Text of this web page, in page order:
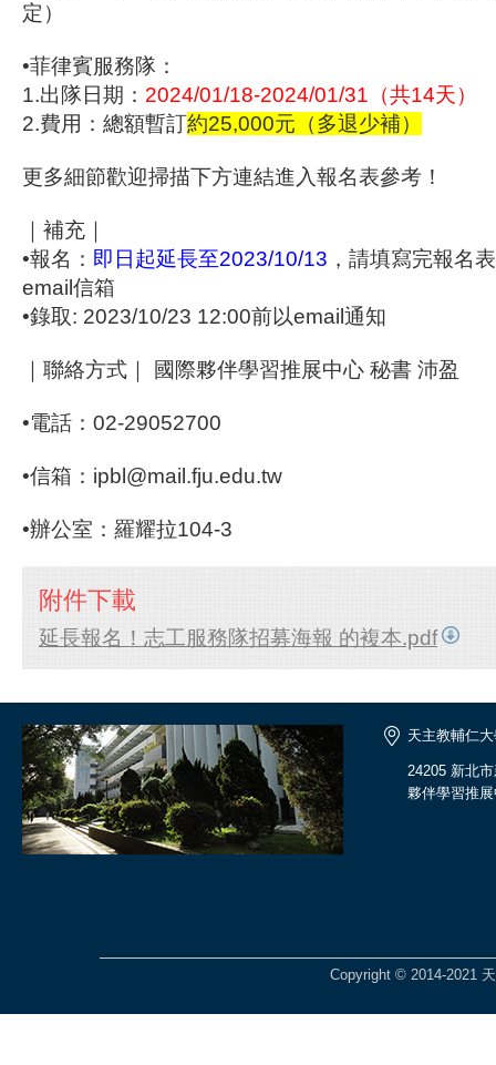
定）
•菲律賓服務隊：
1.出隊日期： 2024/01/18-2024/01/31（共14天）
2.費用：總額暫訂約25,000元（多退少補）
更多細節歡迎掃描下方連結進入報名表參考！
｜補充｜
•報名： 即日起延長至2023/10/13 ，請填寫完報名
email信箱
•錄取: 2023/10/23 12:00前以email通知
｜聯絡方式｜ 國際夥伴學習推展中心 秘書 沛盈
•電話：02-29052700
•信箱：ipbl@mail.fju.edu.tw
•辦公室：羅耀拉104-3
附件下載
延長報名！志工服務隊招募海報 的複本.pdf
天主教輔仁
24205 新北
夥伴學習推
Copyright © 2014-2021